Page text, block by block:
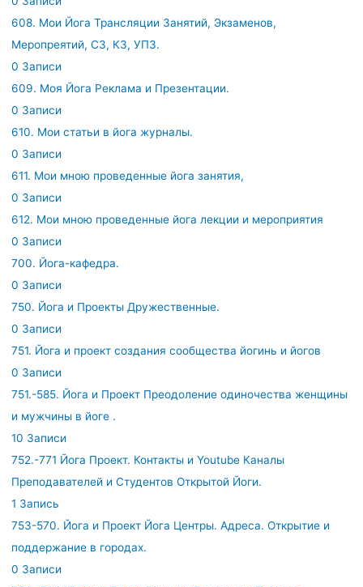
608. Мои Йога Трансляции Занятий, Экзаменов,
Меропреятий, СЗ, КЗ, УПЗ.
0 Записи
609. Моя Йога Реклама и Презентации.
0 Записи
610. Мои статьи в йога журналы.
0 Записи
611. Мои мною проведенные йога занятия,
0 Записи
612. Мои мною проведенные йога лекции и мероприятия
0 Записи
700. Йога-кафедра.
0 Записи
750. Йога и Проекты Дружественные.
0 Записи
751. Йога и проект создания сообщества йогинь и йогов
0 Записи
751.-585. Йога и Проект Преодоление одиночества женщины
и мужчины в йоге .
10 Записи
752.-771 Йога Проект. Контакты и Youtube Каналы
Преподавателей и Студентов Открытой Йоги.
1 Запись
753-570. Йога и Проект Йога Центры. Адреса. Открытие и
поддержание в городах.
0 Записи